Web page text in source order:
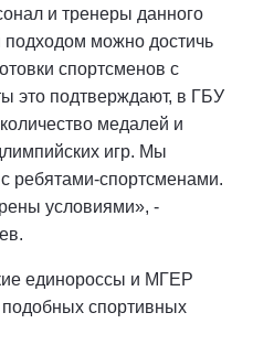
и тренеры данного
подходом можно достичь
спортсменов с
это подтверждают, в ГБУ
медалей и
игр. Мы
ребятами-спортсменами.
условиями», -
единороссы и МГЕР
спортивных